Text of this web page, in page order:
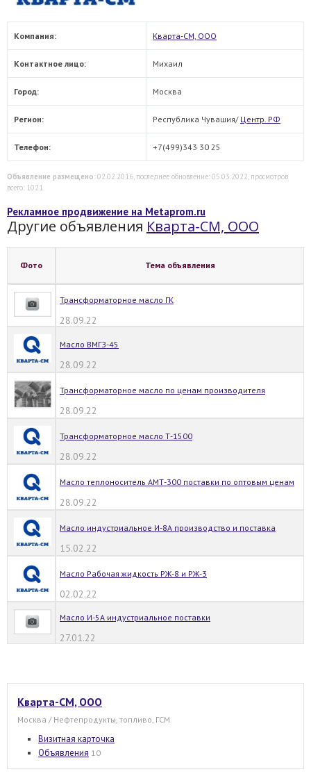
Компания: Кварта-СМ, ООО
Контактное лицо: Михаил
Город: Москва
Регион: Республика Чувашия/ Центр. РФ
Телефон: +7(499)343 30 25
Объявление размещено: 02.02.2016, последнее обновление: 05.03.2022, просмотров
всего: 1021.
Рекламное продвижение на Metaprom.ru
Другие объявления Кварта-СМ, ООО
Фото Тема объявления
Трансформаторное масло ГК
28.09.22
Масло ВМГЗ-45
28.09.22
Трансформаторное масло по ценам производителя
28.09.22
Трансформаторное масло Т-1500
28.09.22
Масло теплоноситель АМТ-300 поставки по оптовым ценам
28.09.22
Масло индустриальное И-8А производство и поставка
15.02.22
Масло Рабочая жидкость РЖ-8 и РЖ-3
02.02.22
Масло И-5А индустриальное поставки
27.01.22
Кварта-СМ, ООО
Москва / Нефтепродукты, топливо, ГСМ
Визитная карточка
Объявления 10